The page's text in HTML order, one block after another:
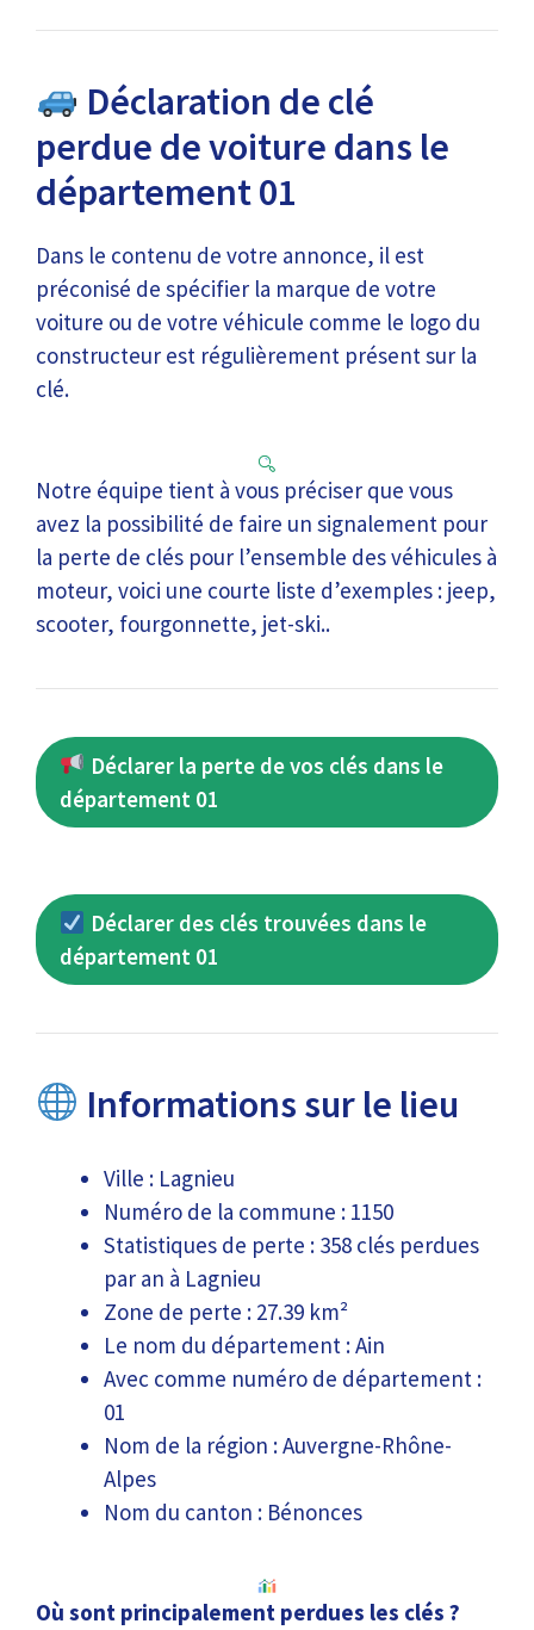
Déclaration de clé
perdue de voiture dans le
département 01
Dans le contenu de votre annonce, il est
préconisé de spécifier la marque de votre
voiture ou de votre véhicule comme le logo du
constructeur est régulièrement présent sur la
clé.
Notre équipe tient à vous préciser que vous
avez la possibilité de faire un signalement pour
la perte de clés pour l’ensemble des véhicules à
moteur, voici une courte liste d’exemples : jeep,
scooter, fourgonnette, jet-ski..
Déclarer la perte de vos clés dans le
département 01
Déclarer des clés trouvées dans le
département 01
Informations sur le lieu
Ville : Lagnieu
Numéro de la commune : 1150
Statistiques de perte : 358 clés perdues
par an à Lagnieu
Zone de perte : 27.39 km²
Le nom du département : Ain
Avec comme numéro de département :
01
Nom de la région : Auvergne-Rhône-
Alpes
Nom du canton : Bénonces
Où sont principalement perdues les clés ?